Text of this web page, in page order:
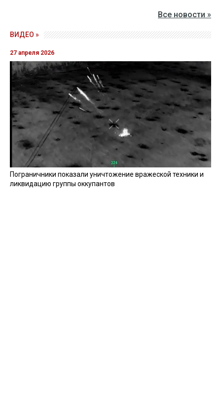
Все новости »
ВИДЕО »
27 апреля 2026
Пограничники показали уничтожение вражеской техники и
ликвидацию группы оккупантов